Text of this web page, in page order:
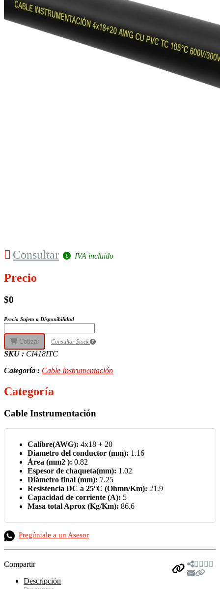
Consultar IVA incluido
Precio
$0
Precio Sujeto a Disponibilidad
Cotizar Consultar Stock
SKU : CI418ITC
Categoría : Cable Instrumentación
Categoría
Cable Instrumentación
Calibre(AWG): 4x18 + 20
Diametro del conductor (mm): 1.16
Área (mm2 ): 0.82
Espesor de chaqueta(mm): 1.02
Diámetro final (mm): 7.25
Resistencia DC a 25°C (Ohmn/Km): 21.9
Capacidad de corriente (A): 5
Masa total Aprox (Kg/Km): 86.6
Pregúntale a un Asesor
Compartir
Descripción